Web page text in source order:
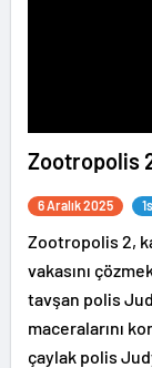
Zootropolis
6 Aralık 2025
Zootropolis 2,
vakasını
tavşan polis
maceralarını
çaylak polis